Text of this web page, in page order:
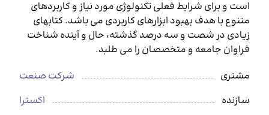
است و برای شرایط فعلی تکنولوژی مورد نیاز و کاربردهای
متنوع با هدف بهبود ابزارهای کاربردی می باشد. کتابهای
زیادی در شصت و سه درصد گذشته، حال و آینده شناخت
فراوان جامعه و متخصصان را می طلبد.
مشتری
شرکت صنعت
سازنده
اکسترا